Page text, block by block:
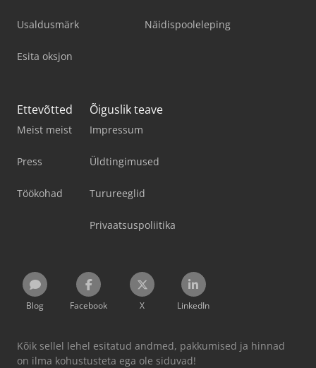
Usaldusmärk
Esita oksjon
Näidispooleleping
Ettevõtted
Meist meist
Press
Töökohad
Õiguslik teave
Impressum
Üldtingimused
Turureeglid
Privaatsuspoliitika
Blog Facebook X LinkedIn
Kõik sellel lehel esitatud andmed, pakkumised ja hinnad
on ilma kohustusteta ega ole siduvad!